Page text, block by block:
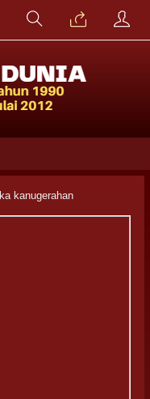
kanugerahan